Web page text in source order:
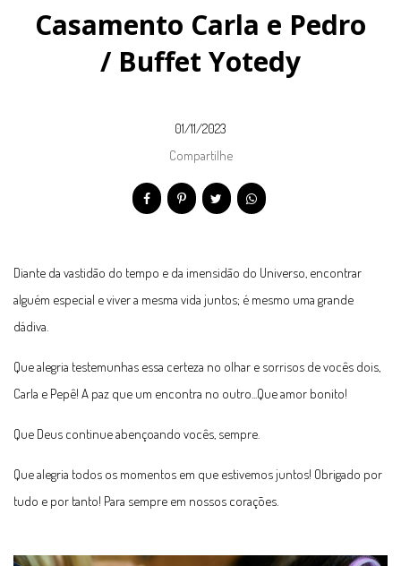
Casamento Carla e Pedro
/ Buffet Yotedy
01/11/2023
Compartilhe
Diante da vastidão do tempo e da imensidão do Universo, encontrar
alguém especial e viver a mesma vida juntos; é mesmo uma grande
dádiva.
Que alegria testemunhas essa certeza no olhar e sorrisos de vocês dois,
Carla e Pepê! A paz que um encontra no outro...Que amor bonito!
Que Deus continue abençoando vocês, sempre.
Que alegria todos os momentos em que estivemos juntos! Obrigado por
tudo e por tanto! Para sempre em nossos corações.